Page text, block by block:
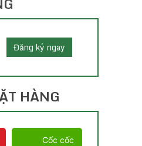
Đăng ký ngay
HÀNG
Cốc cốc